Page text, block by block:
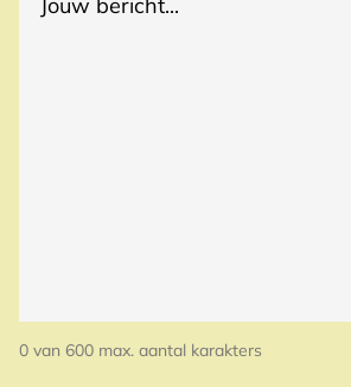
0 van 600 max. aantal karakters